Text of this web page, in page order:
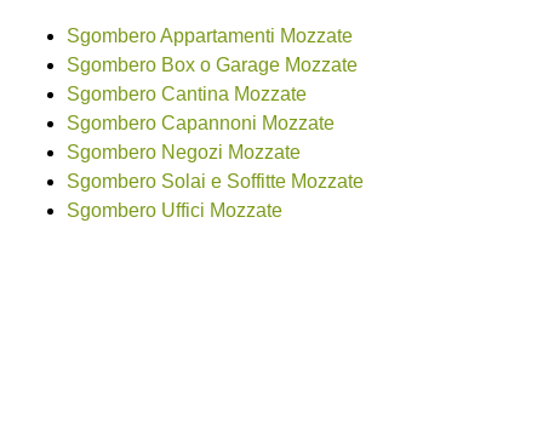
Sgombero Appartamenti Mozzate
Sgombero Box o Garage Mozzate
Sgombero Cantina Mozzate
Sgombero Capannoni Mozzate
Sgombero Negozi Mozzate
Sgombero Solai e Soffitte Mozzate
Sgombero Uffici Mozzate